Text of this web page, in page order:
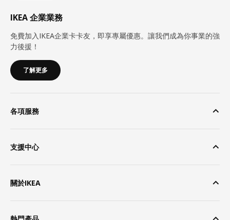
IKEA 企業業務
免費加入IKEA企業卡卡友，即享專屬優惠。讓我們成為你事業的強
力後援！
了解更多
各項服務
支援中心
關於IKEA